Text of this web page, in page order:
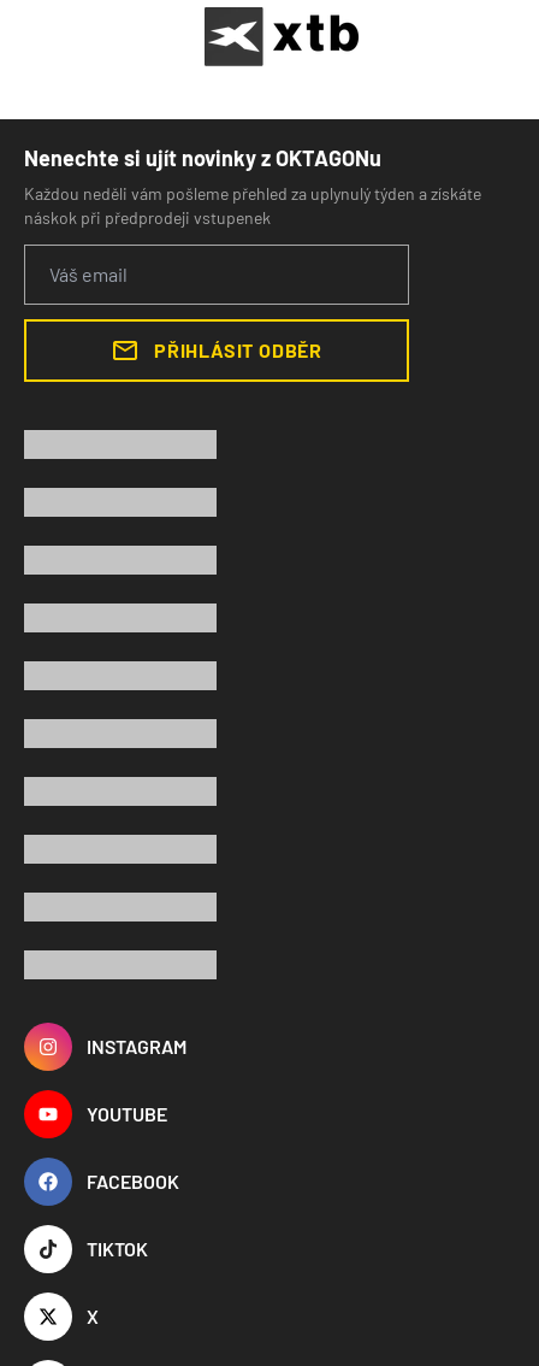
Nenechte si ujít novinky z OKTAGONu
Každou neděli vám pošleme přehled za uplynulý týden a získáte
náskok při předprodeji vstupenek
PŘIHLÁSIT ODBĚR
INSTAGRAM
YOUTUBE
FACEBOOK
TIKTOK
X